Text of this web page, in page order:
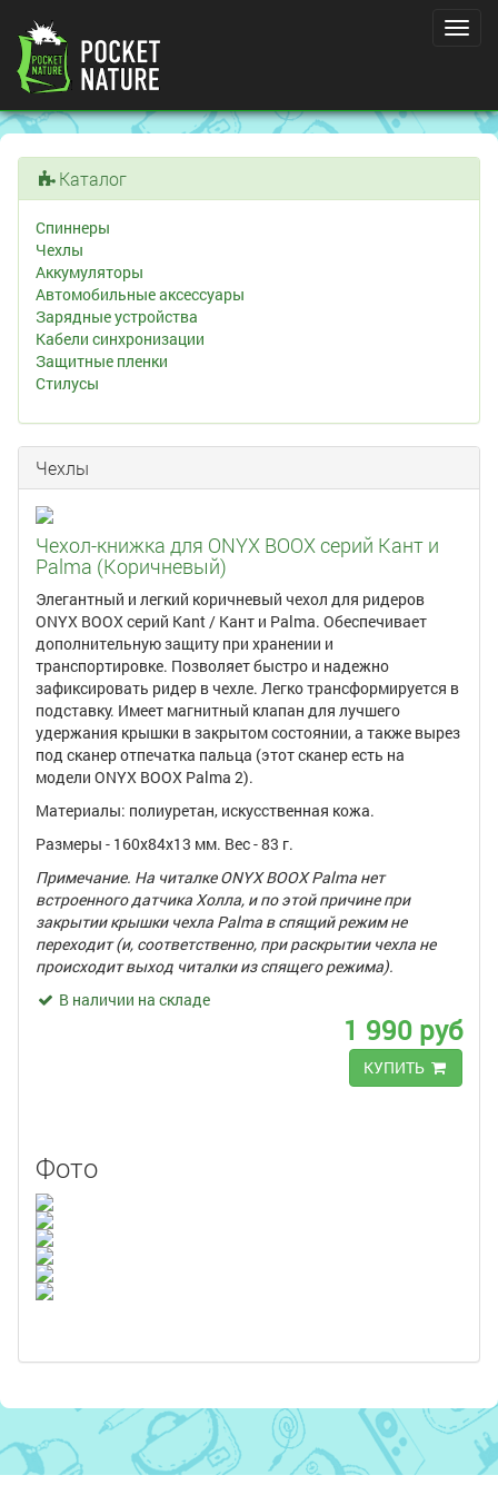
Каталог
Спиннеры
Чехлы
Аккумуляторы
Автомобильные аксессуары
Зарядные устройства
Кабели синхронизации
Защитные пленки
Стилусы
Чехлы
Чехол-книжка для ONYX BOOX серий Кант и
Palma (Коричневый)
Элегантный и легкий коричневый чехол для ридеров
ONYX BOOX серий Kant / Кант и Palma. Обеспечивает
дополнительную защиту при хранении и
транспортировке. Позволяет быстро и надежно
зафиксировать ридер в чехле. Легко трансформируется в
подставку. Имеет магнитный клапан для лучшего
удержания крышки в закрытом состоянии, а также вырез
под сканер отпечатка пальца (этот сканер есть на
модели ONYX BOOX Palma 2).
Материалы: полиуретан, искусственная кожа.
Размеры - 160x84x13 мм. Вес - 83 г.
Примечание. На читалке ONYX BOOX Palma нет
встроенного датчика Холла, и по этой причине при
закрытии крышки чехла Palma в спящий режим не
переходит (и, соответственно, при раскрытии чехла не
происходит выход читалки из спящего режима).
В наличии на складе
1 990 руб
КУПИТЬ
Фото